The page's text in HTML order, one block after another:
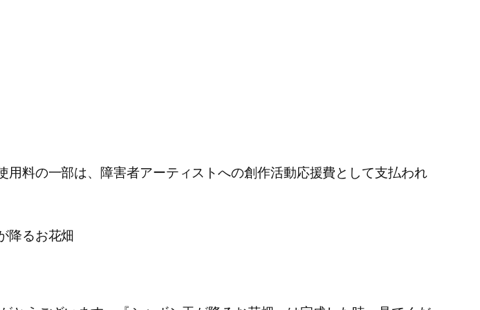
料の一部は、障害者アーティストへの創作活動応援費として支払われ
降るお花畑